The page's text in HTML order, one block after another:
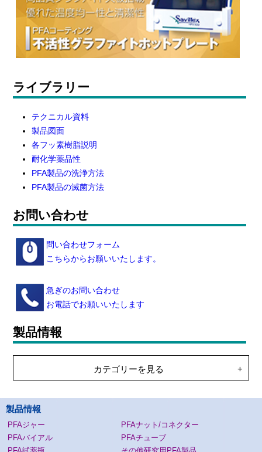
ライブラリー
テクニカル資料
製品図面
各フッ素樹脂説明
耐化学薬品性
PFA製品の洗浄方法
PFA製品の滅菌方法
お問い合わせ
問い合わせフォーム
こちらからお願いいたします。
急ぎのお問い合わせ
お電話でお願いいたします
製品情報
カテゴリーを見る
製品情報
PFAジャー
PFAバイアル
PFAナット/コネクター
PFAチューブ